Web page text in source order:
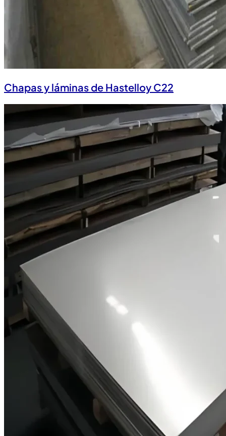
Chapas y láminas de Hastelloy C22